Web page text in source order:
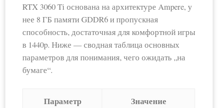
RTX 3060 Ti основана на архитектуре Ampere, у
нее 8 ГБ памяти GDDR6 и пропускная
способность, достаточная для комфортной игры
в 1440p. Ниже — сводная таблица основных
параметров для понимания, чего ожидать „на
бумаге“.
Параметр Значение